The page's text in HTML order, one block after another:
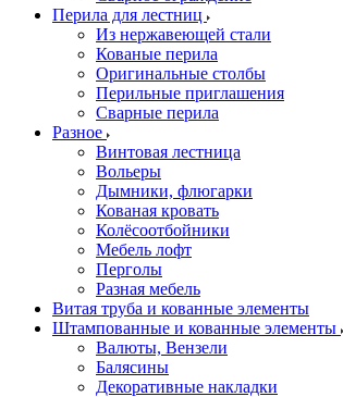
Перила для лестниц
Из нержавеющей стали
Кованые перила
Оригинальные столбы
Перильные приглашения
Сварные перила
Разное
Винтовая лестница
Вольеры
Дымники, флюгарки
Кованая кровать
Колёсоотбойники
Мебель лофт
Перголы
Разная мебель
Витая труба и кованные элементы
Штампованные и кованные элементы
Валюты, Вензели
Балясины
Декоративные накладки